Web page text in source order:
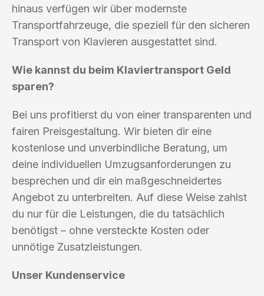
hinaus verfügen wir über modernste
Transportfahrzeuge, die speziell für den sicheren
Transport von Klavieren ausgestattet sind.
Wie kannst du beim Klaviertransport Geld
sparen?
Bei uns profitierst du von einer transparenten und
fairen Preisgestaltung. Wir bieten dir eine
kostenlose und unverbindliche Beratung, um
deine individuellen Umzugsanforderungen zu
besprechen und dir ein maßgeschneidertes
Angebot zu unterbreiten. Auf diese Weise zahlst
du nur für die Leistungen, die du tatsächlich
benötigst – ohne versteckte Kosten oder
unnötige Zusatzleistungen.
Unser Kundenservice